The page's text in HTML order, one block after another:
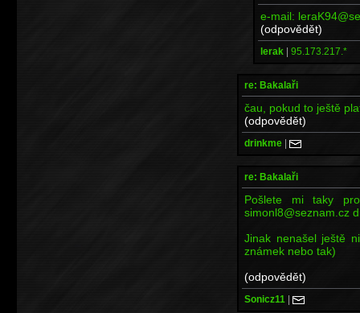
e-mail:
(odpovědět)
lerak | 95.173.217.*
re: Bakalaři
čau, pokud to ještě
(odpovědět)
drinkme |
re: Bakalaři
Pošlete mi taky
simonl8@seznam.cz
Jinak nenašel ještě
známek nebo tak)
(odpovědět)
Sonicz11 |